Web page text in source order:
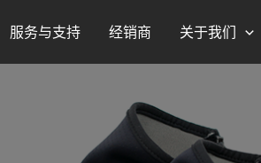
服务与支持 经销商 关于我们